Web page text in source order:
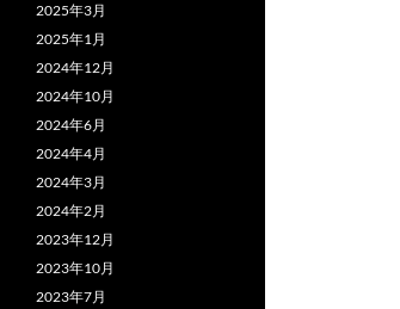
2025年3月
2025年1月
2024年12月
2024年10月
2024年6月
2024年4月
2024年3月
2024年2月
2023年12月
2023年10月
2023年7月